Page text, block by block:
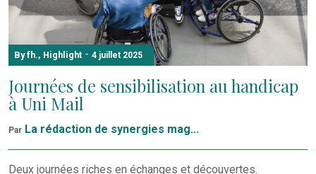
By fh., Highlight - 4 juillet 2025
Journées de sensibilisation au handicap
à Uni Mail
Par La rédaction de synergies mag...
Deux journées riches en échanges et découvertes.